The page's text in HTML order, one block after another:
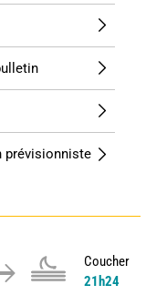
prévisionniste
Coucher
21h24